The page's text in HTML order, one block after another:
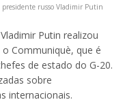
presidente russo Vladimir Putin
Putin realizou
Communiquè, que é
de estado do G-20.
sobre
internacionais.